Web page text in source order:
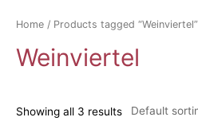
Home / Products tagged “Weinviertel”
Weinviertel
Showing all 3 results